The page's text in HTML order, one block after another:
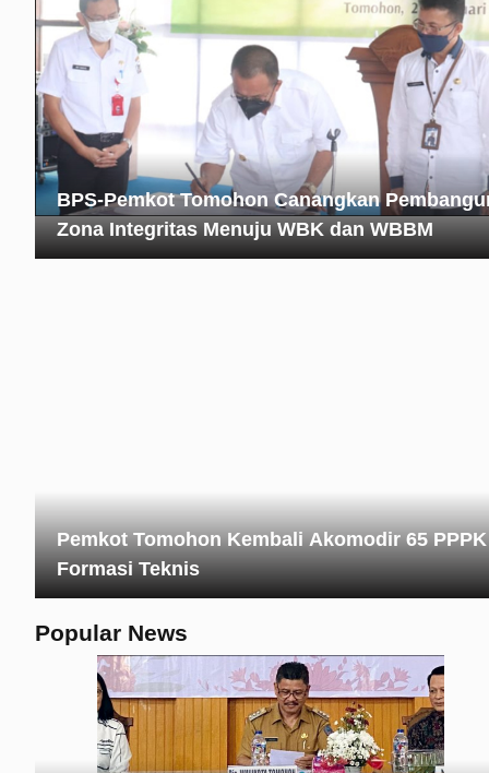
Popular News
BPS-Pemkot Tomohon Canangkan
Zona Integritas Menuju WBK dan WBBM
Pemkot Tomohon Kembali Akomodir 65 PPPK
Formasi Teknis